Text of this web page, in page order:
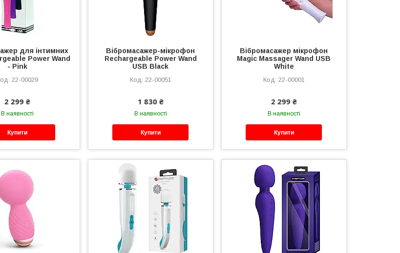
для інтимних
Power Wand
- Pink
22-00029
2 299 ₴
В наявності
Купити
Вібромасажер-мікрофон
Rechargeable Power Wand
USB Black
22-00051
1 830 ₴
В наявності
Купити
Вібромасажер мікрофон
Magic Massager Wand USB
White
22-00001
2 299 ₴
В наявності
Купити